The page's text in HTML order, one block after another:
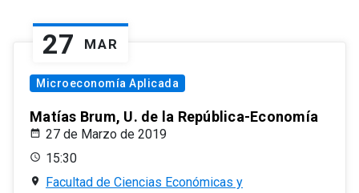
27 MAR
Microeconomía Aplicada
Matías Brum, U. de la República-Economía
27 de Marzo de 2019
15:30
Facultad de Ciencias Económicas y